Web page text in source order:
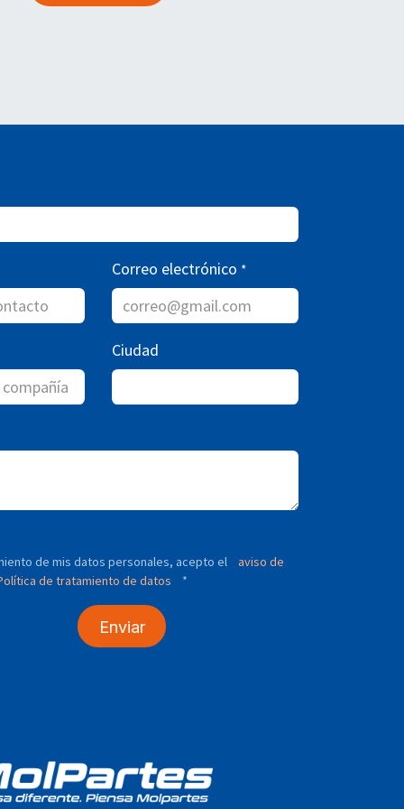
Correo electrónico *
Ciudad
de mis datos personales, acepto el
aviso de
de tratamiento de datos *
Enviar